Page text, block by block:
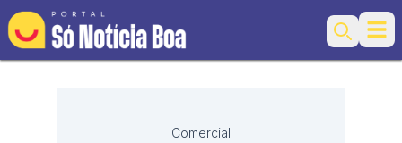
Search
Comercial